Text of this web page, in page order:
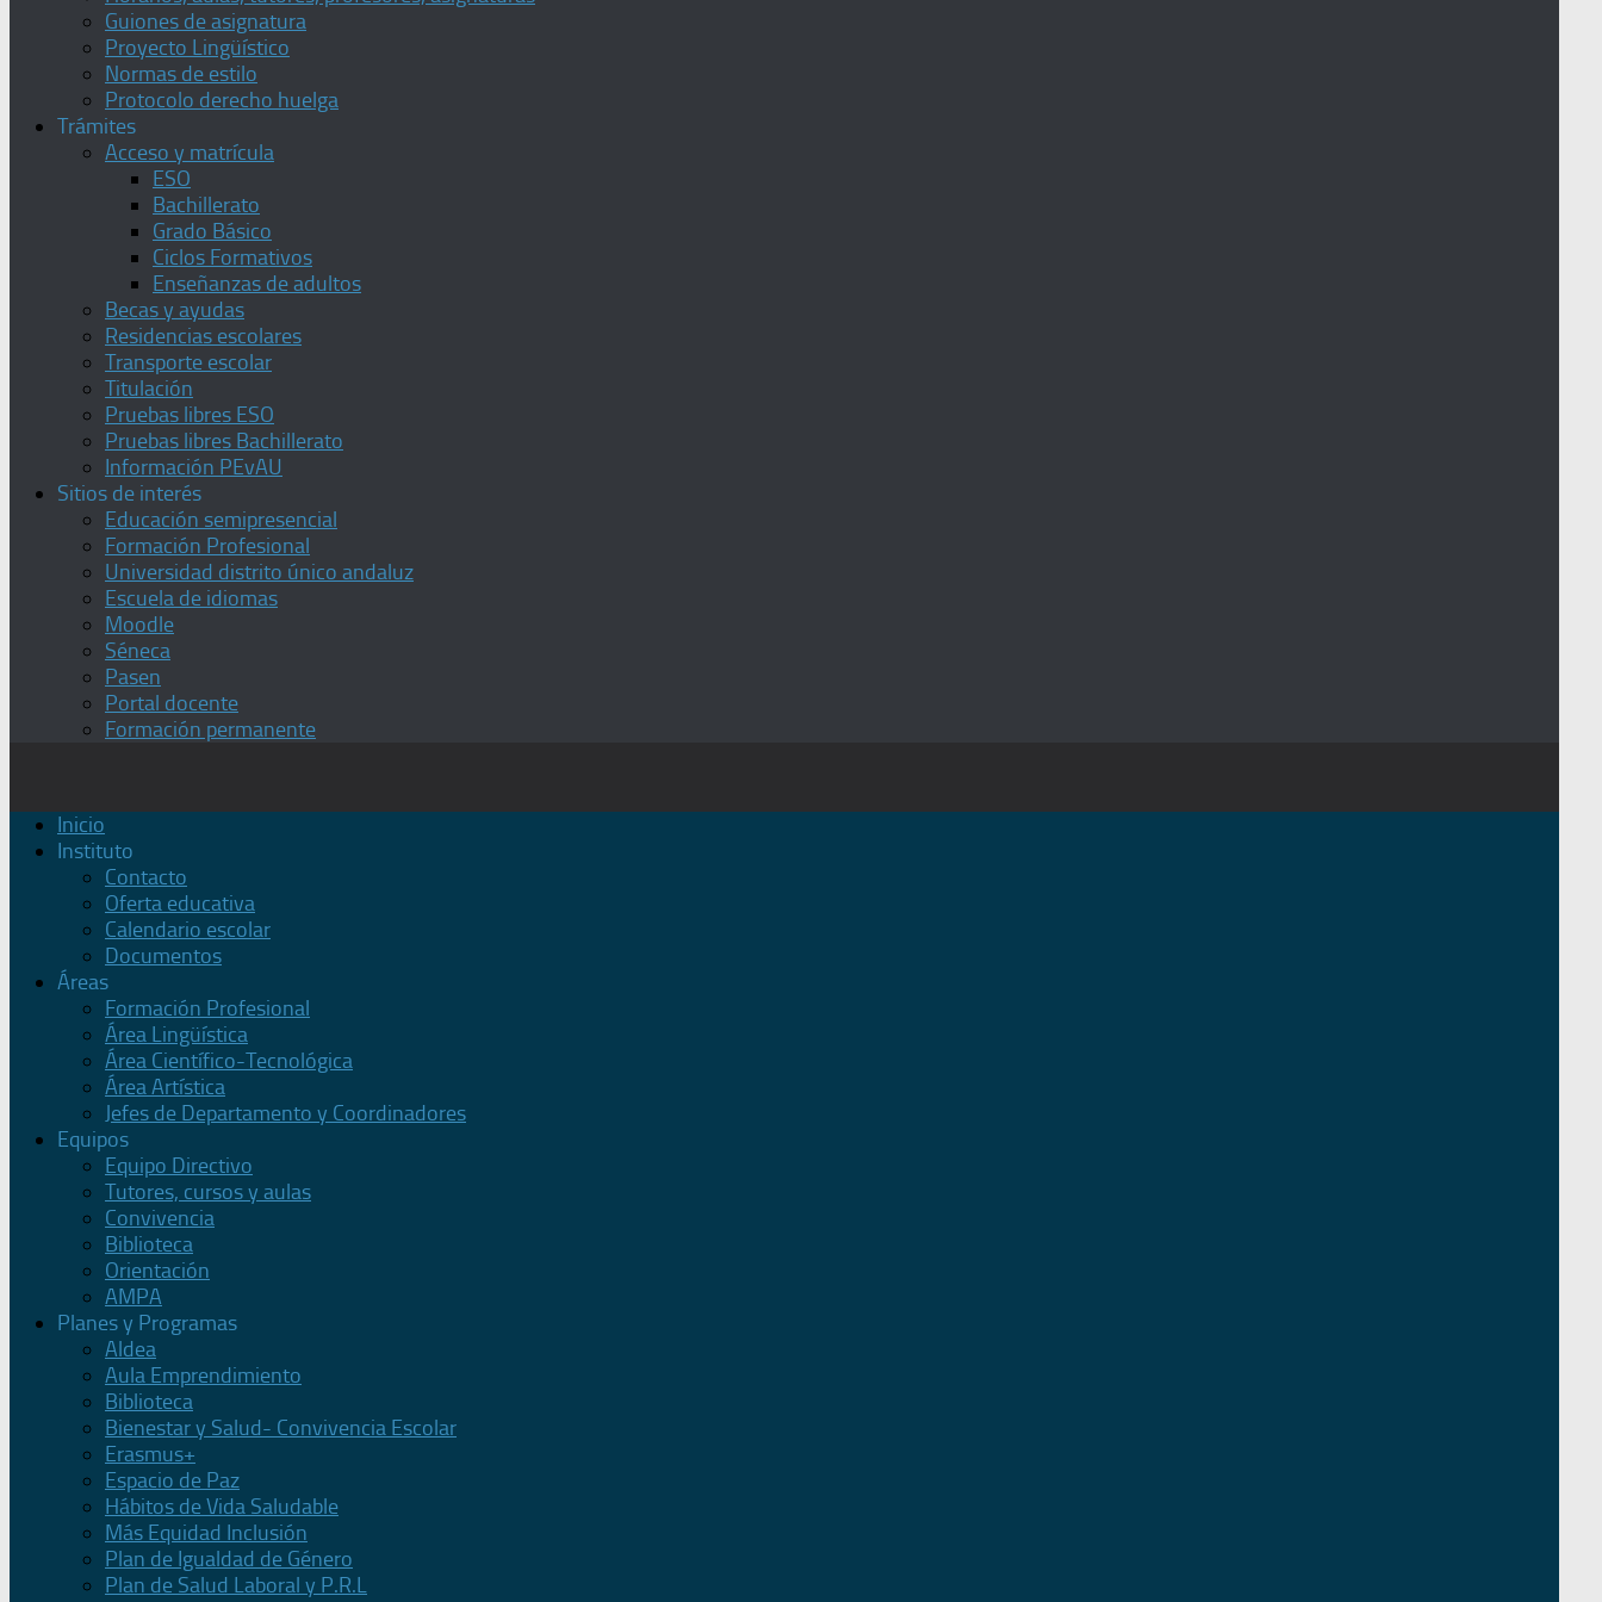
Guiones de asignatura
Proyecto Lingüístico
Normas de estilo
Protocolo derecho huelga
Trámites
Acceso y matrícula
ESO
Bachillerato
Grado Básico
Ciclos Formativos
Enseñanzas de adultos
Becas y ayudas
Residencias escolares
Transporte escolar
Titulación
Pruebas libres ESO
Pruebas libres Bachillerato
Información PEvAU
Sitios de interés
Educación semipresencial
Formación Profesional
Universidad distrito único andaluz
Escuela de idiomas
Moodle
Séneca
Pasen
Portal docente
Formación permanente
Inicio
Instituto
Contacto
Oferta educativa
Calendario escolar
Documentos
Áreas
Formación Profesional
Área Lingüística
Área Científico-Tecnológica
Área Artística
Jefes de Departamento y Coordinadores
Equipos
Equipo Directivo
Tutores, cursos y aulas
Convivencia
Biblioteca
Orientación
AMPA
Planes y Programas
Aldea
Aula Emprendimiento
Biblioteca
Bienestar y Salud- Convivencia Escolar
Erasmus+
Espacio de Paz
Hábitos de Vida Saludable
Más Equidad Inclusión
Plan de Igualdad de Género
Plan de Salud Laboral y P.R.L